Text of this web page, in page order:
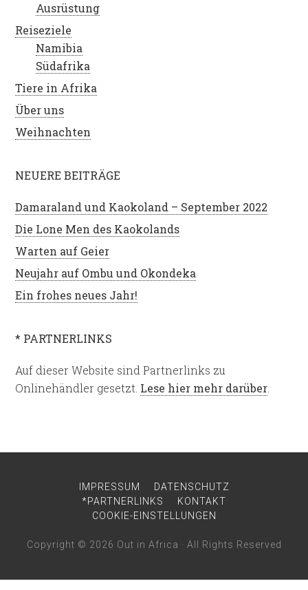
Ausrüstung
Reiseziele
Namibia
Südafrika
Tiere in Afrika
Über uns
Weihnachten
NEUERE BEITRÄGE
Damaraland und Kaokoland – September 2022
Die Lone Men des Kaokolands
Warten auf Geier
Neujahr auf Ombu und Okondeka
Ein frohes neues Jahr!
* PARTNERLINKS
Auf dieser Website sind Partnerlinks zu
Onlinehändler gesetzt. Lese hier mehr darüber
IMPRESSUM
DATENSCHUTZ
*PARTNERLINKS
KONTAKT
COOKIE-EINSTELLUNGEN
Copyright © 2026 Out in Africa · All Rights Reserved